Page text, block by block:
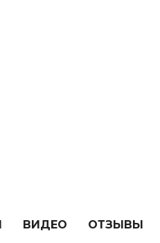
ВИДЕО ОТЗЫВЫ